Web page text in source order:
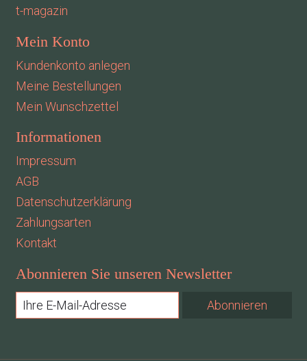
t-magazin
Mein Konto
Kundenkonto anlegen
Meine Bestellungen
Mein Wunschzettel
Informationen
Impressum
AGB
Datenschutzerklärung
Zahlungsarten
Kontakt
Abonnieren Sie unseren Newsletter
Abonnieren